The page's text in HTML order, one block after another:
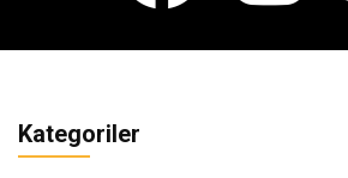
Kategoriler